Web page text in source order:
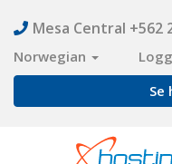
Mesa Central +562
Norwegian
Se